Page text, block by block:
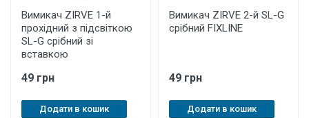
Вимикач ZIRVE 1-й
прохідний з підсвіткою
SL-G срібний зі
вставкою
49 грн
Додати в кошик
Вимикач ZIRVE 2-й SL-G
срібний FIXLINE
49 грн
Додати в кошик